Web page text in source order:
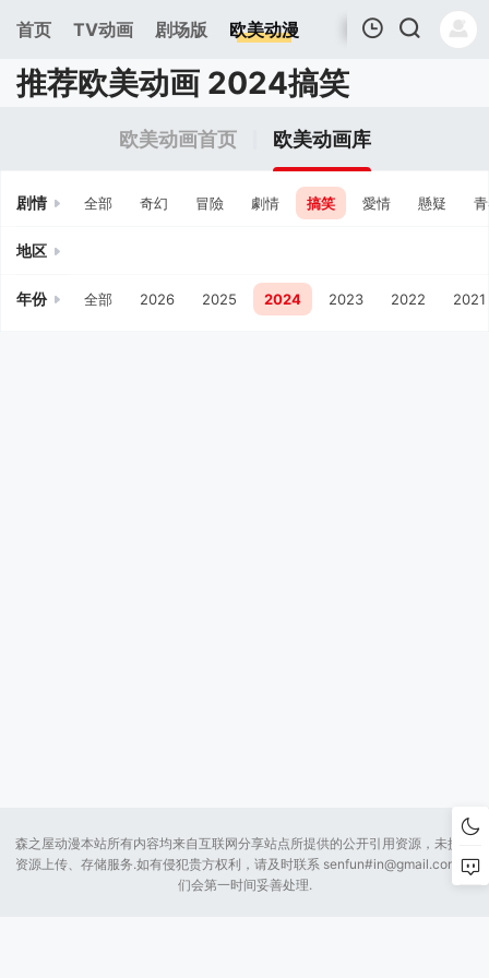
首页 TV动画 剧场版 欧美动漫
我的观影记录
推荐欧美动画 2024搞笑
欧美动画首页 欧美动画库
剧情 全部 奇幻 冒險 劇情 搞笑 愛情 懸疑
地区
年份 全部 2026 2025 2024 2023 2022 2021
森之屋动漫本站所有内容均来自互联网分享站点所提供的公开引用资源，未提供
资源上传、存储服务.如有侵犯贵方权利，请及时联系 senfun#in@gmail.com 我
们会第一时间妥善处理.